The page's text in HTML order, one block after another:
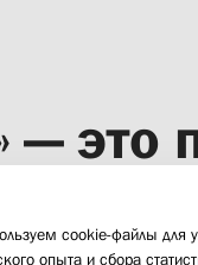
это
cookie-файлы для
опыта и сбора